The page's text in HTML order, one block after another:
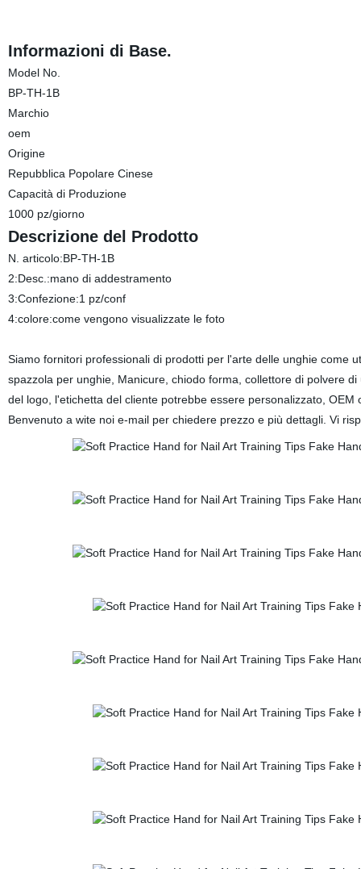
Informazioni di Base.
Model No.
BP-TH-1B
Marchio
oem
Origine
Repubblica Popolare Cinese
Capacità di Produzione
1000 pz/giorno
Descrizione del Prodotto
N. articolo:BP-TH-1B
2:Desc.:mano di addestramento
3:Confezione:1 pz/conf
4:colore:come vengono visualizzate le foto
Siamo fornitori professionali di prodotti per l'arte delle unghie come
spazzola per unghie, Manicure, chiodo forma, collettore di polvere
del logo, l'etichetta del cliente potrebbe essere personalizzato, OEM
Benvenuto a wite noi e-mail per chiedere prezzo e più dettagli. Vi